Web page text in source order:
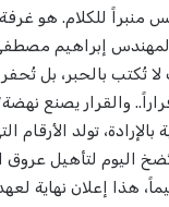
منبراً للكلام. هو
المهندس إبراهيم
تُكتب بالحبر، بل تُحفر
والقرار يصنع
تولد الأرقام
تُضخ اليوم لتأهيل
هذا إعلان نهاية